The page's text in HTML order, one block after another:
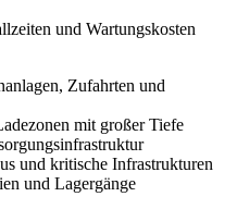
und Wartungskosten
Zufahrten und
mit großer Tiefe
und kritische Infrastrukturen
und Lagergänge